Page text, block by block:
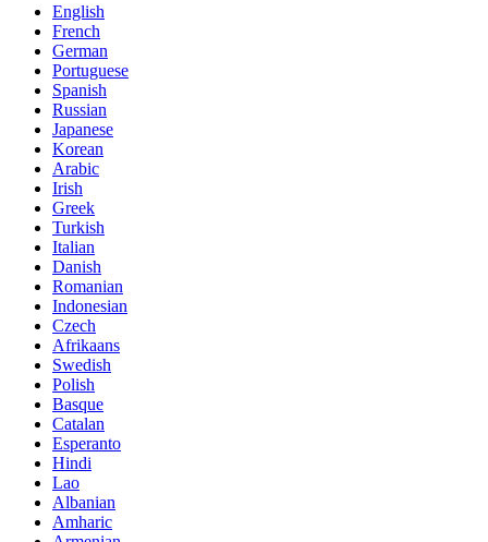
English
French
German
Portuguese
Spanish
Russian
Japanese
Korean
Arabic
Irish
Greek
Turkish
Italian
Danish
Romanian
Indonesian
Czech
Afrikaans
Swedish
Polish
Basque
Catalan
Esperanto
Hindi
Lao
Albanian
Amharic